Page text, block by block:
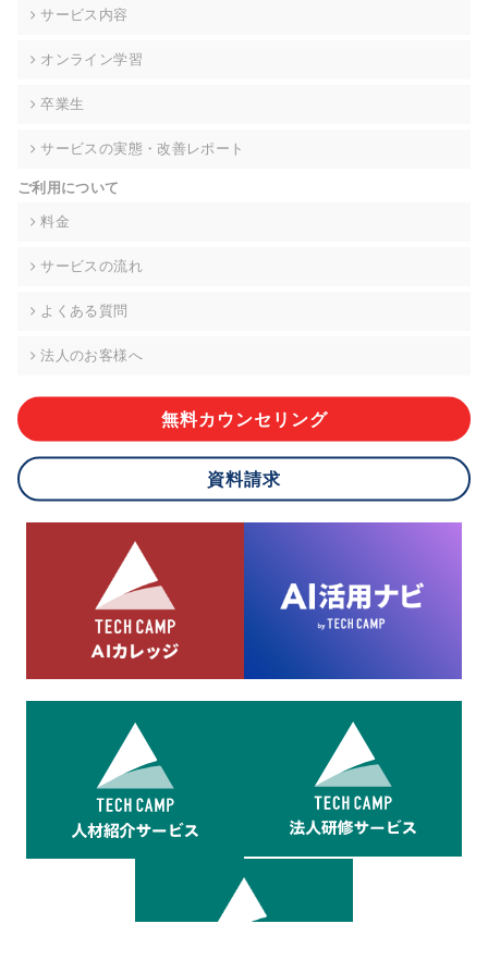
個人情報の開示等(利用目的の通知、開示、内容の訂正・追加・
て、下記の当社問合わせ窓口に申し出ることができます。その
的な期間内に対応いたします。ただし、申請が本人確認が不可
により、ご希望に添えない場合があります。 なお、アクセスロ
グなどの個人情報以外の情報については、原則として開示等は
株式会社div 個人情報問合せ窓口
メールアドレス:privacy_policy@di-v.co.jp
ご本人様が当社に個人情報を提供されるかどうかは任意による
応ができない場合があります。
8.cookieにより取得・分析した情報とその利用について
当社は第三者が運営するデータ・マネジメント・プラットフォ
ームからcookieにより収集されたウェブの閲覧機歴及びその分
析結果を取得し、これをお客様の個人データと結びつけた上
で、広告配信等の目的で利用いたします。
サービス内容
オンライン学習
卒業生
サービスの実態・改善レポート
ご利用について
料金
サービスの流れ
よくある質問
法人のお客様へ
無料カウンセリング
資料請求